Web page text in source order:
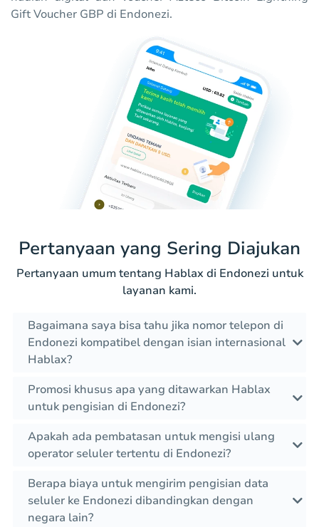
Gift Voucher GBP di Endonezi.
Pertanyaan yang Sering Diajukan
Pertanyaan umum tentang Hablax di Endonezi untuk
layanan kami.
Bagaimana saya bisa tahu jika nomor telepon di
Endonezi kompatibel dengan isian internasional
Hablax?
Promosi khusus apa yang ditawarkan Hablax
untuk pengisian di Endonezi?
Apakah ada pembatasan untuk mengisi ulang
operator seluler tertentu di Endonezi?
Berapa biaya untuk mengirim pengisian data
seluler ke Endonezi dibandingkan dengan
negara lain?